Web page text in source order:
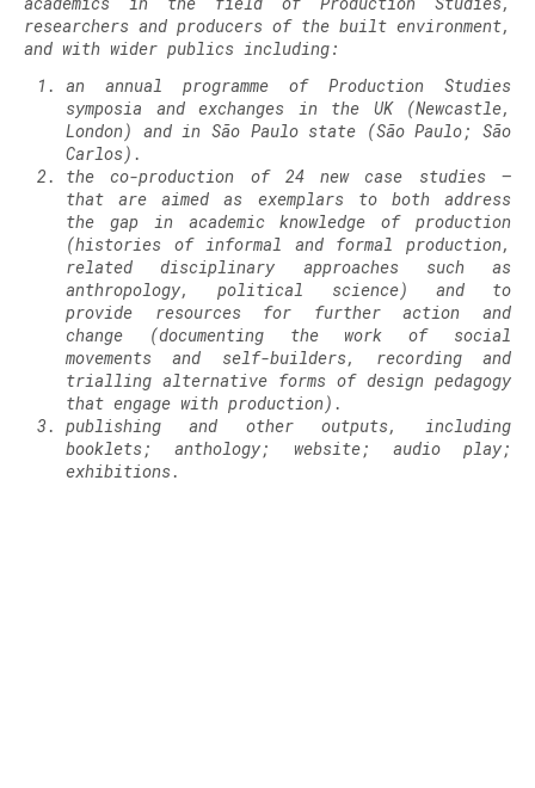
researchers and producers of the built environment,
and with wider publics including:
an annual programme of Production Studies
symposia and exchanges in the UK (Newcastle,
London) and in São Paulo state (São Paulo; São
Carlos).
the co-production of 24 new case studies –
that are aimed as exemplars to both address
the gap in academic knowledge of production
(histories of informal and formal production,
related disciplinary approaches such as
anthropology, political science) and to
provide resources for further action and
change (documenting the work of social
movements and self-builders, recording and
trialling alternative forms of design pedagogy
that engage with production).
publishing and other outputs, including
booklets; anthology; website; audio play;
exhibitions.